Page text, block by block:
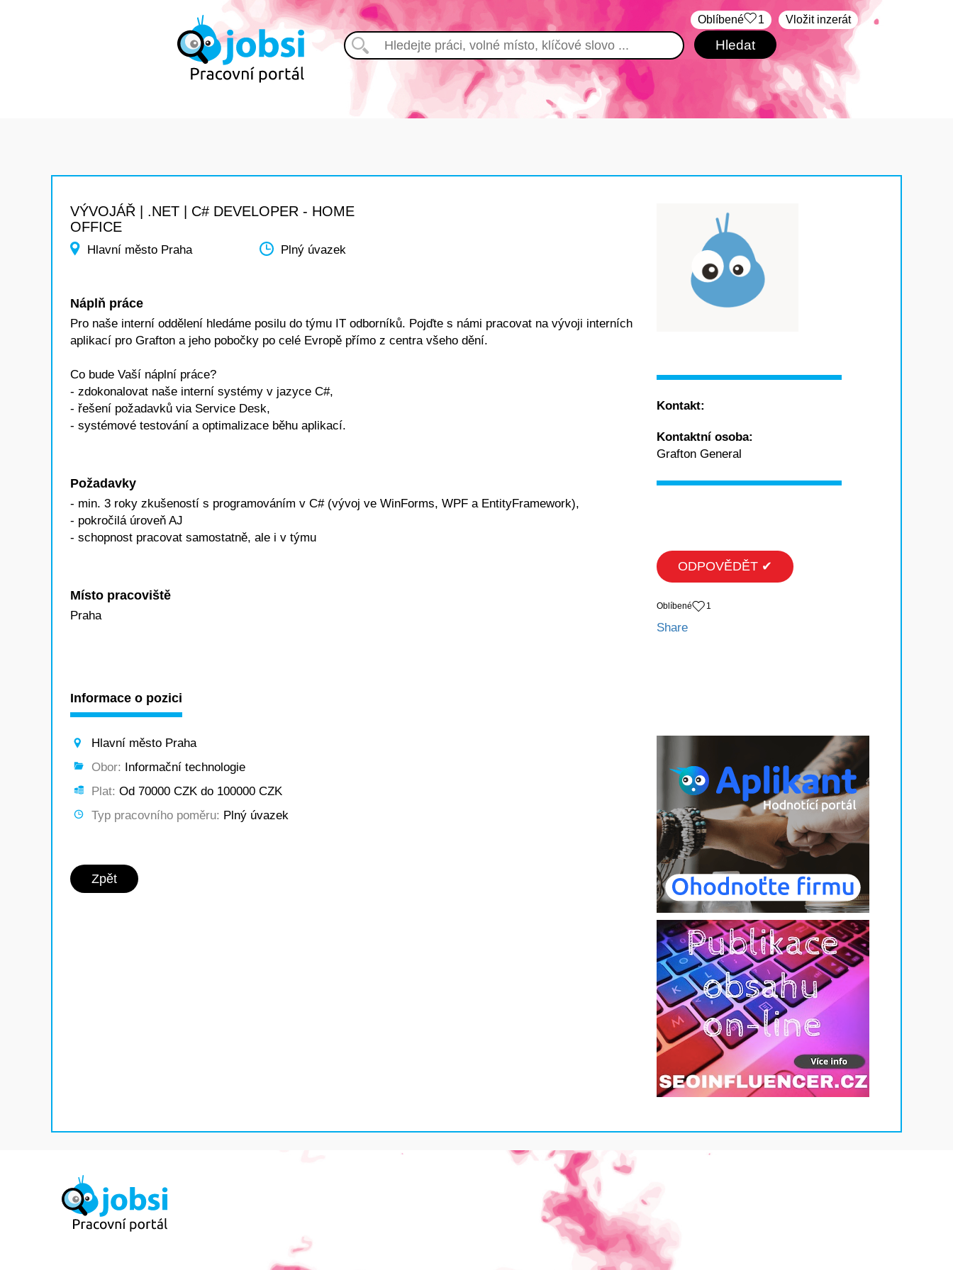
Vložit inzerát
Oblíbené 1
VÝVOJÁŘ | .NET | C# DEVELOPER - HOME
OFFICE
Hlavní město Praha Plný úvazek
Náplň práce
Pro naše interní oddělení hledáme posilu do týmu IT odborníků. Pojďte s námi pracovat na vývoji interních
aplikací pro Grafton a jeho pobočky po celé Evropě přímo z centra všeho dění.
Co bude Vaší náplní práce?
- zdokonalovat naše interní systémy v jazyce C#,
- řešení požadavků via Service Desk,
- systémové testování a optimalizace běhu aplikací.
Požadavky
- min. 3 roky zkušeností s programováním v C# (vývoj ve WinForms, WPF a EntityFramework),
- pokročilá úroveň AJ
- schopnost pracovat samostatně, ale i v týmu
Místo pracoviště
Praha
Informace o pozici
Hlavní město Praha
Obor: Informační technologie
Plat: Od 70000 CZK do 100000 CZK
Typ pracovního poměru: Plný úvazek
Zpět
Kontakt:
Kontaktní osoba:
Grafton General
ODPOVĚDĚT ✔
Oblíbené 1
Share